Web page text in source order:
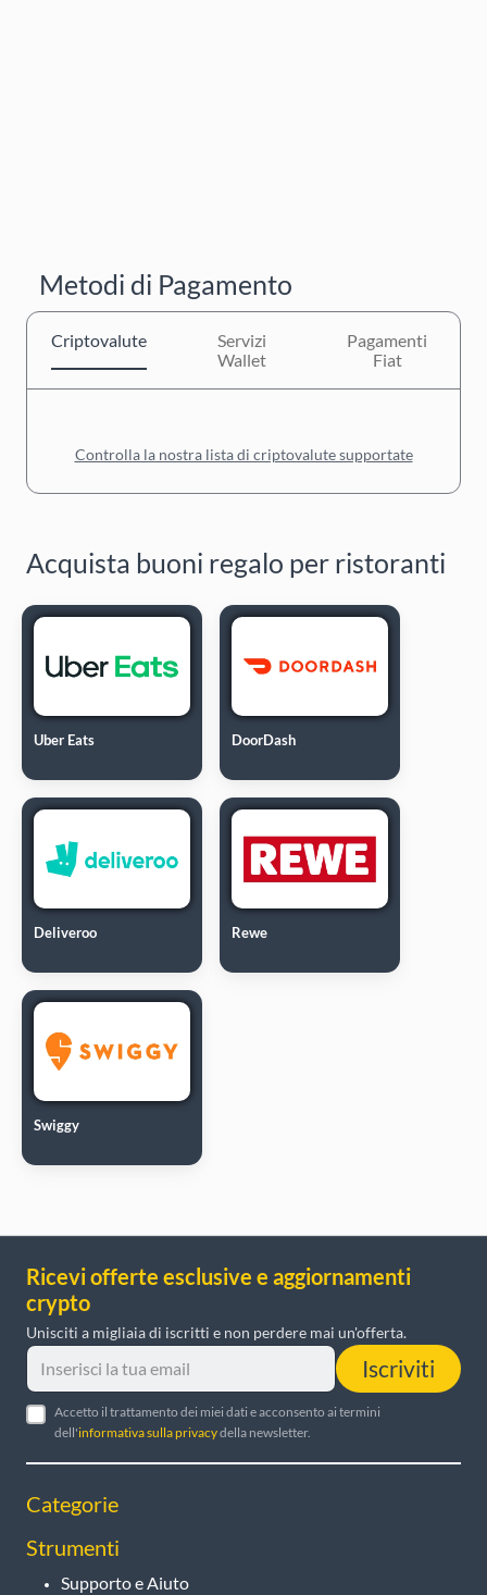
Metodi di Pagamento
Criptovalute
Servizi
Wallet
Pagamenti
Fiat
Controlla la nostra lista di criptovalute supportate
Acquista buoni regalo per ristoranti
Uber Eats DoorDash
Deliveroo Rewe
Swiggy
Ricevi offerte esclusive e aggiornamenti
crypto
Unisciti a migliaia di iscritti e non perdere mai un'offerta.
Iscriviti
Accetto il trattamento dei miei dati e acconsento ai termini
dell'informativa sulla privacydella newsletter.
Categorie
Strumenti
Supporto e Aiuto